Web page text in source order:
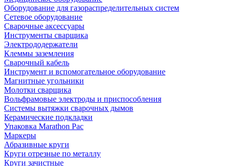
Оборудование для газораспределительных систем
Сетевое оборудование
Сварочные аксессуары
Инструменты сварщика
Электрододержатели
Клеммы заземления
Сварочный кабель
Инструмент и вспомогательное оборудование
Магнитные угольники
Молотки сварщика
Вольфрамовые электроды и приспособления
Системы вытяжки сварочных дымов
Керамические подкладки
Упаковка Marathon Pac
Маркеры
Абразивные круги
Круги отрезные по металлу
Круги зачистные